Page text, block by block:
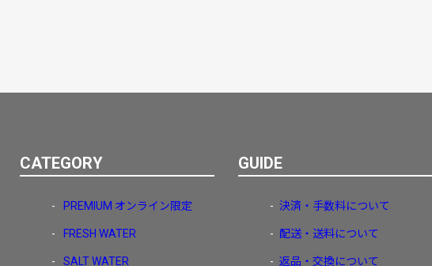
CATEGORY
PREMIUM オンライン限定
FRESH WATER
SALT WATER
GUIDE
決済・手数料について
配送・送料について
返品・交換について